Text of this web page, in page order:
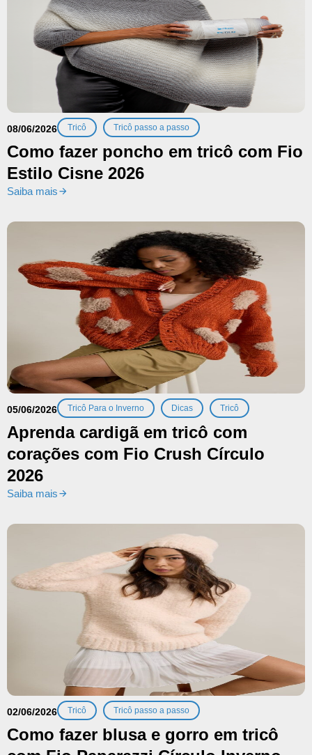
08/06/2026 Tricô Tricô passo a passo
Como fazer poncho em tricô com Fio
Estilo Cisne 2026
Saiba mais
05/06/2026 Tricô Para o Inverno Dicas Tricô
Aprenda cardigã em tricô com
corações com Fio Crush Círculo
2026
Saiba mais
02/06/2026 Tricô Tricô passo a passo
Como fazer blusa e gorro em tricô